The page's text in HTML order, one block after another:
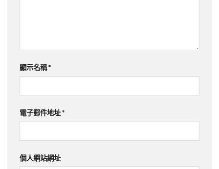
顯示名稱*
電子郵件地址*
個人網站網址